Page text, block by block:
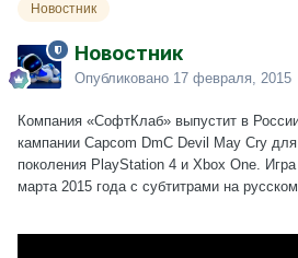
Новостник
Новостник
Опубликовано 17 февраля, 2015
Компания «СофтКлаб» выпустит в
кампании Capcom DmC Devil May Cry для
поколения PlayStation 4 и Xbox One.
марта 2015 года с субтитрами на